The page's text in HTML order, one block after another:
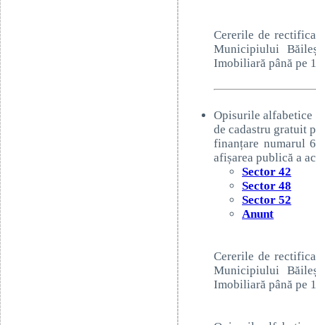
Cererile de
Municipiului
Imobiliară până pe
Opisurile alfabetice
de cadastru gratuit
finanțare numarul
afișarea publică a
Sector 42
Sector 48
Sector 52
Anunt
Cererile de
Municipiului
Imobiliară până pe